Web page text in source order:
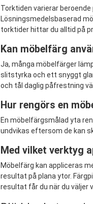
Torktiden varierar
Lösningsmedelsbaserad
torktider hittar du alltid på
Kan möbelfärg
Ja, många möbelfärger
slitstyrka och ett snyggt
och tål daglig påfrestning väl.
Hur rengörs en
En möbelfärgsmålad yta
undvikas eftersom de kan
Med vilket verktyg
Möbelfärg kan appliceras
resultat på plana ytor.
resultat får du när du väljer